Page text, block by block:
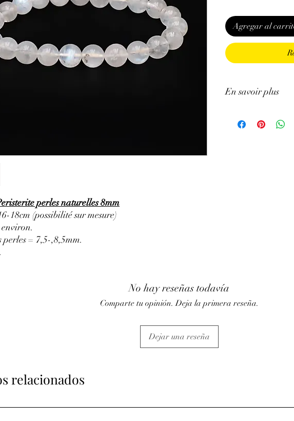
perles naturelles 8mm
18cm (possibilité sur mesure)
perles = 7,5-,8,5mm.
Agregar al
En savoir plus
n'exclut en aucun
No hay reseñas todavía
Comparte tu opinión. Deja la primera reseña.
Dejar una reseña
relacionados